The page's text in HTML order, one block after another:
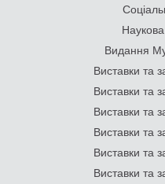
Наукова
Видання
Виставки та
Виставки та
Виставки та
Виставки та
Виставки та
Виставки та